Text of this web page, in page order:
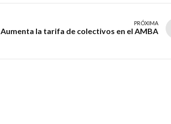
PRÓXIMA
Aumenta la tarifa de colectivos en el AMBA